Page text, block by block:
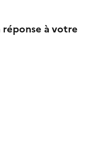
à votre